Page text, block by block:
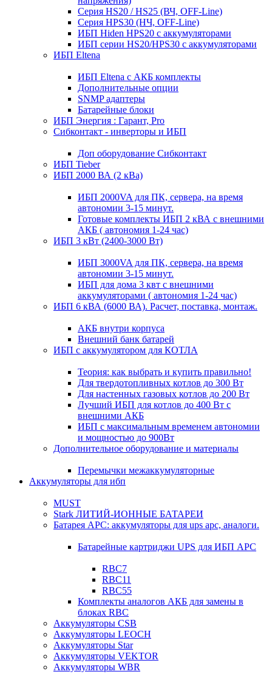
Серия HS20 / HS25 (ВЧ, OFF-Line)
Серия HPS30 (НЧ, OFF-Line)
ИБП Hiden HPS20 с аккумуляторами
ИБП серии HS20/HPS30 с аккумуляторами
ИБП Eltena
ИБП Eltena с АКБ комплекты
Дополнительные опции
SNMP адаптеры
Батарейные блоки
ИБП Энергия : Гарант, Pro
Сибконтакт - инверторы и ИБП
Доп оборудование Сибконтакт
ИБП Tieber
ИБП 2000 ВА (2 кВа)
ИБП 2000VA для ПК, сервера, на время
автономии 3-15 минут.
Готовые комплекты ИБП 2 кВА с внешними
АКБ ( автономия 1-24 час)
ИБП 3 кВт (2400-3000 Вт)
ИБП 3000VA для ПК, сервера, на время
автономии 3-15 минут.
ИБП для дома 3 квт с внешними
аккумуляторами ( автономия 1-24 час)
ИБП 6 кВА (6000 ВА). Расчет, поставка, монтаж.
АКБ внутри корпуса
Внешний банк батарей
ИБП с аккумулятором для КОТЛА
Теория: как выбрать и купить правильно!
Для твердотопливных котлов до 300 Вт
Для настенных газовых котлов до 200 Вт
Лучший ИБП для котлов до 400 Вт с
внешними АКБ
ИБП с максимальным временем автономии
и мощностью до 900Вт
Дополнительное оборудование и материалы
Перемычки межаккумуляторные
Аккумуляторы для ибп
MUST
Stark ЛИТИЙ-ИОННЫЕ БАТАРЕИ
Батарея APC: аккумуляторы для ups apc, аналоги.
Батарейные картриджи UPS для ИБП APC
RBC7
RBC11
RBC55
Комплекты аналогов АКБ для замены в
блоках RBC
Аккумуляторы CSB
Аккумуляторы LEOCH
Аккумуляторы Star
Аккумуляторы VEKTOR
Аккумуляторы WBR